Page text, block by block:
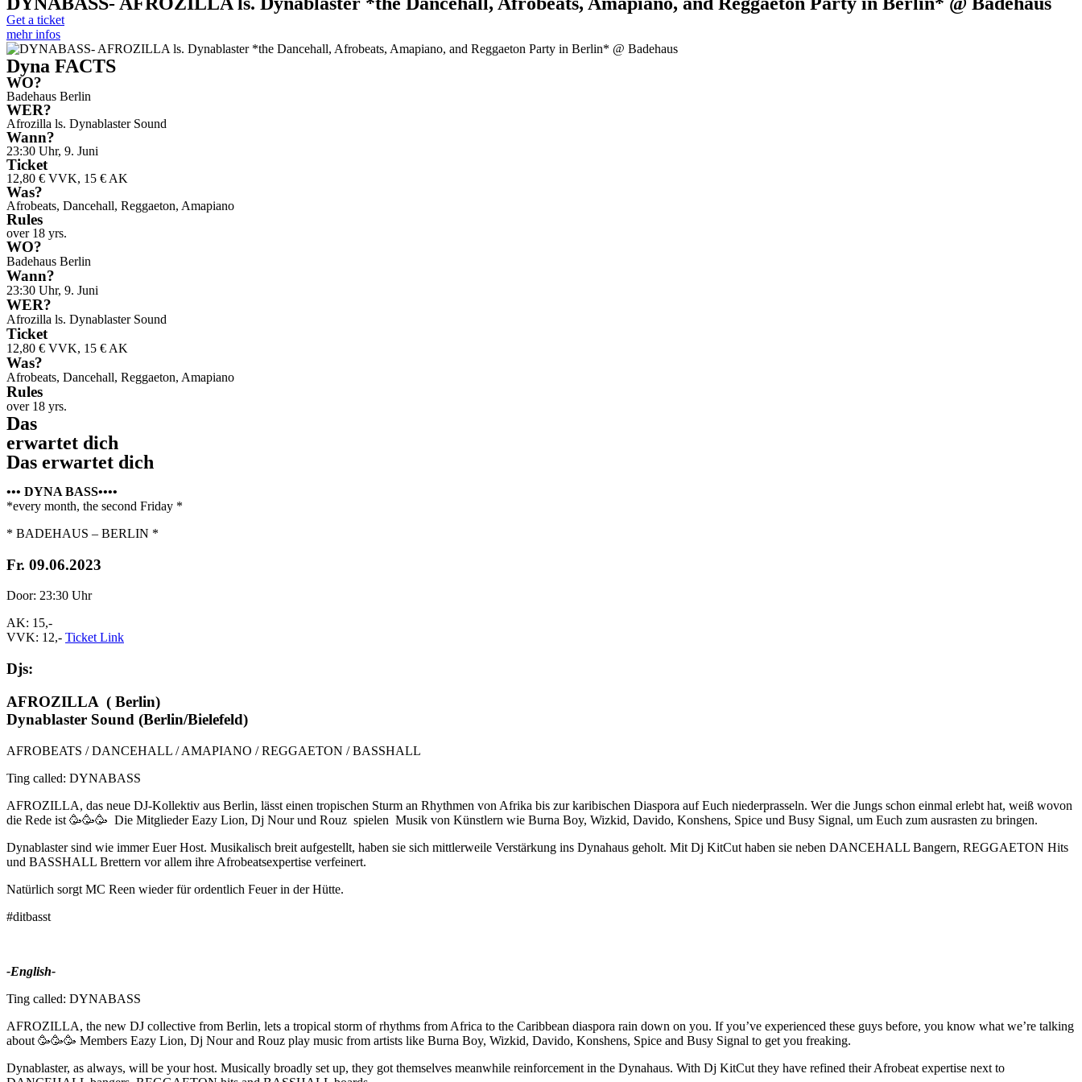
Get a ticket
mehr infos
Dyna FACTS
WO?
Badehaus Berlin
WER?
Afrozilla ls. Dynablaster Sound
Wann?
23:30 Uhr, 9. Juni
Ticket
12,80 € VVK, 15 € AK
Was?
Afrobeats, Dancehall, Reggaeton, Amapiano
Rules
over 18 yrs.
WO?
Badehaus Berlin
Wann?
23:30 Uhr, 9. Juni
WER?
Afrozilla ls. Dynablaster Sound
Ticket
12,80 € VVK, 15 € AK
Was?
Afrobeats, Dancehall, Reggaeton, Amapiano
Rules
over 18 yrs.
Das
erwartet dich
Das erwartet dich
••• DYNA BASS••••
*every month, the second Friday *
* BADEHAUS – BERLIN *
Fr. 09.06.2023
Door: 23:30 Uhr
AK: 15,-
VVK: 12,- Ticket Link
Djs:
AFROZILLA ( Berlin)
Dynablaster Sound (Berlin/Bielefeld)
AFROBEATS / DANCEHALL / AMAPIANO / REGGAETON / BASSHALL
Ting called: DYNABASS
AFROZILLA, das neue DJ-Kollektiv aus Berlin, lässt einen tropischen Sturm an Rhythmen von Afrika bis zur karibischen Diaspora auf Euch niederprasseln. Wer die Jungs schon einmal erlebt hat, weiß wovon
die Rede ist 🥳🥳🥳 Die Mitglieder Eazy Lion, Dj Nour und Rouz spielen Musik von Künstlern wie Burna Boy, Wizkid, Davido, Konshens, Spice und Busy Signal, um Euch zum ausrasten zu bringen.
Dynablaster sind wie immer Euer Host. Musikalisch breit aufgestellt, haben sie sich mittlerweile Verstärkung ins Dynahaus geholt. Mit Dj KitCut haben sie neben DANCEHALL Bangern, REGGAETON Hits
und BASSHALL Brettern vor allem ihre Afrobeatsexpertise verfeinert.
Natürlich sorgt MC Reen wieder für ordentlich Feuer in der Hütte.
#ditbasst
-English-
Ting called: DYNABASS
AFROZILLA, the new DJ collective from Berlin, lets a tropical storm of rhythms from Africa to the Caribbean diaspora rain down on you. If you’ve experienced these guys before, you know what we’re talking
about 🥳🥳🥳 Members Eazy Lion, Dj Nour and Rouz play music from artists like Burna Boy, Wizkid, Davido, Konshens, Spice and Busy Signal to get you freaking.
Dynablaster, as always, will be your host. Musically broadly set up, they got themselves meanwhile reinforcement in the Dynahaus. With Dj KitCut they have refined their Afrobeat expertise next to